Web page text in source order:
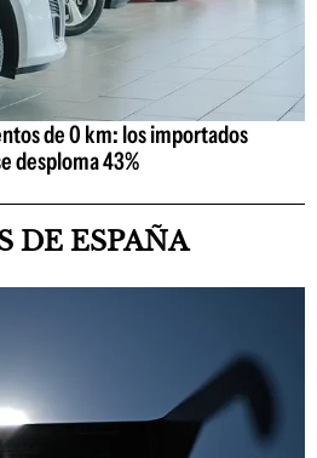
de 0 km: los importados
desploma 43%
DE ESPAÑA